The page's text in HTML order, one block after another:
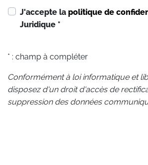
J'accepte la politique de
Juridique *
* : champ à compléter
Conformément à loi informatique et
disposez d'un droit d'accès de
suppression des données